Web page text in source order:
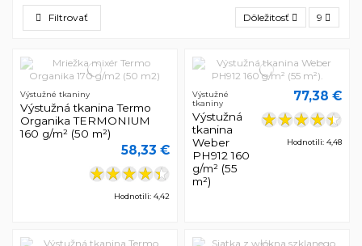
Filtrovať Dôležitosť 9
Výstužné tkaniny
Výstužná tkanina Termo
Organika TERMONIUM
160 g/m² (50 m²)
58,33 €
Hodnotili: 4,42
Výstužné
tkaniny
Výstužná
tkanina
Weber
PH912 160
g/m² (55
m²)
77,38 €
Hodnotili: 4,48